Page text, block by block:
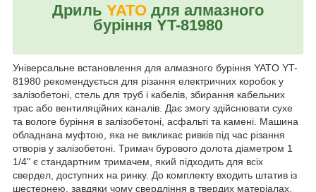
Дриль YATO для алмазного
буріння YT-81980
Універсальне встановлення для алмазного буріння YATO YT-
81980 рекомендується для різання електричних коробок у
залізобетоні, стель для труб і кабелів, збирання кабельних
трас або вентиляційних каналів. Дає змогу здійснювати сухе
та вологе буріння в залізобетоні, асфальті та камені. Машина
обладнана муфтою, яка не викликає ривків під час різання
отворів у залізобетоні. Тримач бурового долота діаметром 1
1/4" є стандартним тримачем, який підходить для всіх
свердел, доступних на ринку. До комплекту входить штатив із
шестернею, завдяки чому свердління в твердих матеріалах,